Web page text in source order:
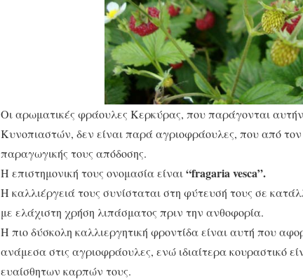
Οι αρωματικές φράουλες Κερκύρας, που παράγονται
Κυνοπιαστών, δεν είναι παρά αγριοφράουλες, που από τον
παραγωγικής τους απόδοσης.
Η επιστημονική τους ονομασία είναι“fragaria vesca”.
Η καλλιέργειά τους συνίσταται στη φύτευσή τους σε
με ελάχιστη χρήση λιπάσματος πριν την ανθοφορία.
Η πιο δύσκολη καλλιεργητική φροντίδα είναι αυτή που
ανάμεσα στις αγριοφράουλες, ενώ ιδιαίτερα κουραστικό
ευαίσθητων καρπών τους.